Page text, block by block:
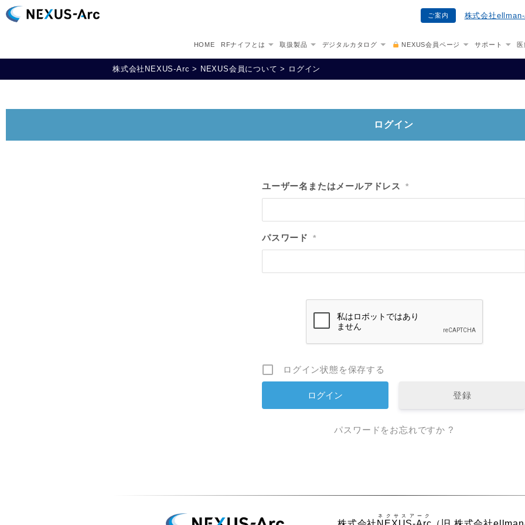
HOME RFナイフとは 取扱製品 デジタルカタログ NEXUS会員ページ サポート
ご案内 株式会社
株式会社NEXUS-Arc > NEXUS会員について > ログイン
ログイン
ユーザー名またはメールアドレス *
パスワード *
ログイン状態を保存する
登録
パスワードをお忘れですか ?
ネクサスアーク